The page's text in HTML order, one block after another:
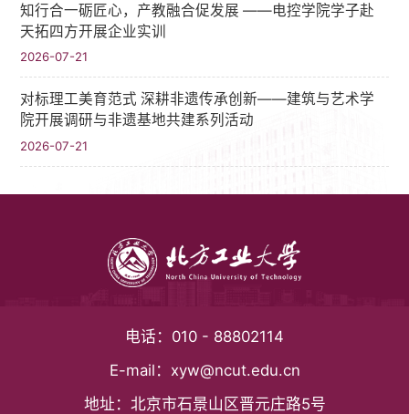
知行合一砺匠心，产教融合促发展 ——电控学院学子赴
天拓四方开展企业实训
2026-07-21
对标理工美育范式 深耕非遗传承创新——建筑与艺术学
院开展调研与非遗基地共建系列活动
2026-07-21
电话： 010 - 88802114
E-mail： xyw@ncut.edu.cn
地址： 北京市石景山区晋元庄路5号